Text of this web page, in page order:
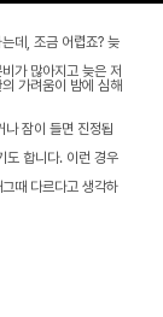
데, 조금 어렵죠? 늦
가 많아지고 늦은 저
가려움이 밤에 심해
잠이 들면 진정됩
도 합니다. 이런 경우
때 다르다고 생각하